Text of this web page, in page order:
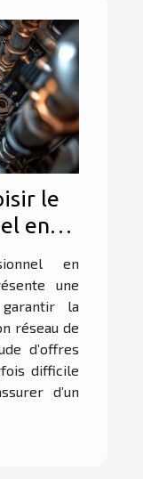
le
en
en
une
la
réseau de
d’offres
difficile
d’un